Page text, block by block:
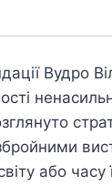
Вудро
або часу